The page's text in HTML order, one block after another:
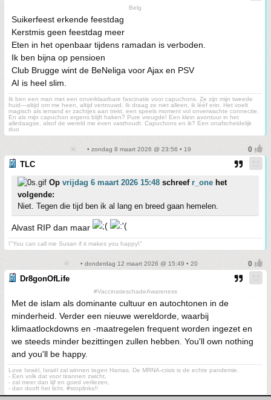
Belg
Suikerfeest erkende feestdag
Kerstmis geen feestdag meer
Eten in het openbaar tijdens ramadan is verboden.
Ik ben bijna op pensioen
Club Brugge wint de BeNeliga voor Ajax en PSV
AI is heel slim.
Ik ben een man met een onverklaarbare fascinatie voor capuchons. Ze zijn mijn tweede
huid—altijd om me heen, altijd vertrouwd. Ik draag ze niet alleen, ik lééf erin. Het voelt
magisch als iemand er zachtjes aan trekt, een speels moment vol onverwachte connectie.
En als mijn capuchon ergens blijft haken? Pure vreugde! Een klein avontuur in het
alledaagse, alsof de wereld me even vasthoudt. Capuchons en ik? Een onafscheidelijk
duo
• zondag 8 maart 2026 @ 23:56 • 19
TLC
Op vrijdag 6 maart 2026 15:48 schreef r_one het
volgende:
Niet. Tegen die tijd ben ik al lang en breed gaan hemelen.
Alvast RIP dan maar
\"You can call me Susan if it makes you happy\"
• donderdag 12 maart 2026 @ 15:49 • 20
Dr8gonOfLife
#VaccinatieschadeAwareness
Met de islam als dominante cultuur en autochtonen in de
minderheid. Verder een nieuwe wereldorde, waarbij
klimaatlockdowns en -maatregelen frequent worden ingezet en
we steeds minder bezittingen zullen hebben. You'll own nothing
and you'll be happy.
Love Israël, Israël zal winnen tegen Hamas. De MRNA-crisis is de echte pandemie.
- Een volk dat voor tirannen zwicht,
- zal meer dan lijf en goed verliezen,
- dan dooft het licht. #stoplinks!!